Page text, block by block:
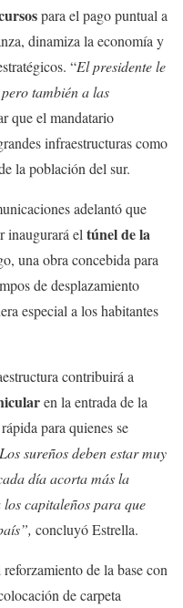
para el pago puntual a
dinamiza la economía y
“El presidente le
también a las
que el mandatario
infraestructuras como
la población del sur.
adelantó que
inaugurará el túnel de la
una obra concebida para
de desplazamiento
especial a los habitantes
contribuirá a
en la entrada de la
para quienes se
Los sureños deben estar muy
día acorta más la
capitaleños para que
concluyó Estrella.
de la base con
de carpeta